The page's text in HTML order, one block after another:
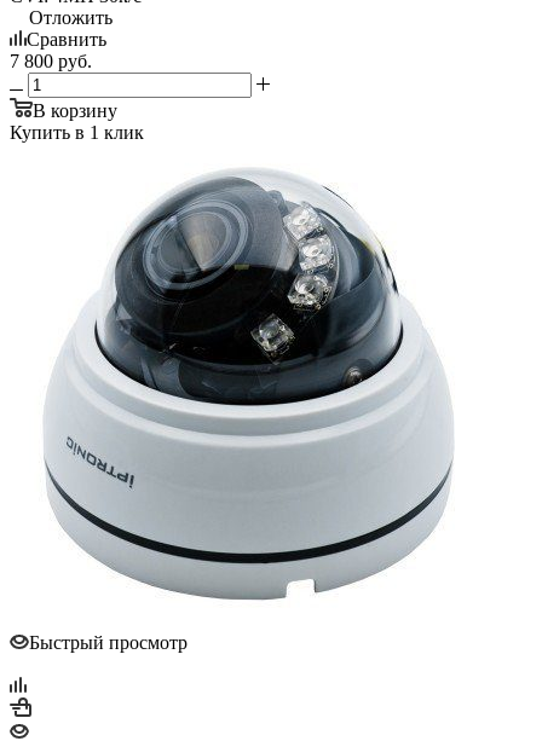
Отложить
Сравнить
7 800 руб.
В корзину
Купить в 1 клик
Быстрый просмотр